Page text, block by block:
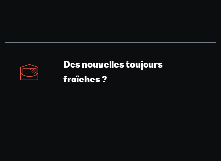
Des nouvelles toujours
fraîches ?